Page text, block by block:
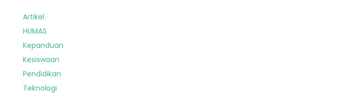
Artikel
HUMAS
Kepanduan
Kesiswaan
Pendidikan
Teknologi